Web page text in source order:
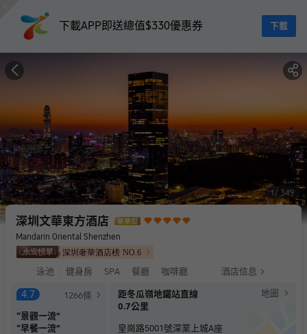
下載APP即送總值$330優惠券 下載
1 349
深圳文華東方酒店
Mandarin Oriental Shenzhen
深圳奢華酒店榜 NO. 6
泳池 健身房 SPA 餐廳 咖啡廳 酒店信息
4.7 1266條
“景觀一流”
“早餐一流”
距冬瓜嶺地鐵站直線
0.7公里
地圖
皇崗路5001號深業上城A座